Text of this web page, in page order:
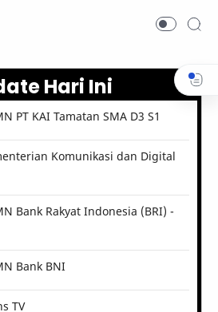
Hari Ini
PT KAI Tamatan SMA D3 S1
Komunikasi dan Digital
Bank Rakyat Indonesia (BRI) -
Bank BNI
TV